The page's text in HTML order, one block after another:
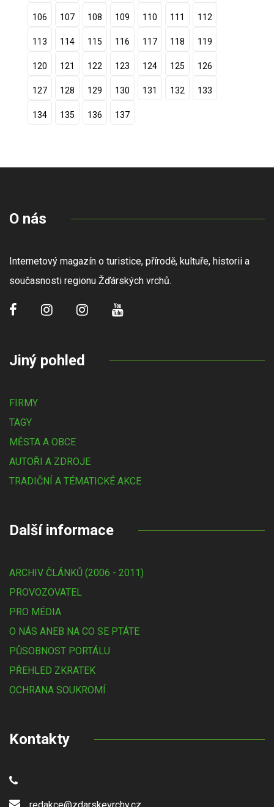
106 107 108 109 110 111 112
113 114 115 116 117 118 119
120 121 122 123 124 125 126
127 128 129 130 131 132 133
134 135 136 137
O nás
Internetový magazín o turistice, přírodě, kultuře, historii a
současnosti regionu Žďárských vrchů.
Jiný pohled
FIRMY
TAGY
MĚSTA A OBCE
AUTOŘI A ZDROJE
TRADIČNÍ A TÉMATICKÉ AKCE
Další informace
ARCHIV ČLÁNKŮ (2006 - 2011)
PROVOZOVATEL
PRO MÉDIA
O NÁS ANEB NA CO SE PTÁTE
PŮSOBNOST PORTÁLU
PŘEHLED ZKRATEK
OCHRANA SOUKROMÍ
Kontakty